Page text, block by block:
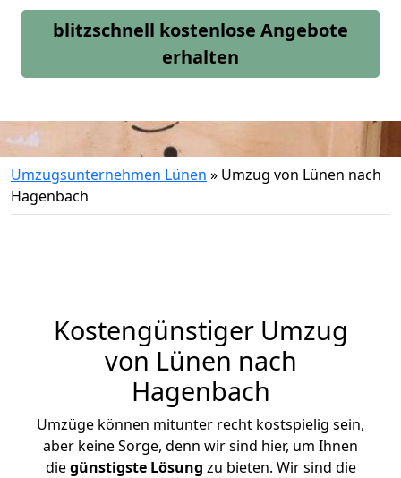
blitzschnell kostenlose Angebote
erhalten
Umzugsunternehmen Lünen » Umzug von Lünen nach
Hagenbach
Kostengünstiger Umzug
von Lünen nach
Hagenbach
Umzüge können mitunter recht kostspielig sein,
aber keine Sorge, denn wir sind hier, um Ihnen
diegünstigste Lösung zu bieten. Wir sind die